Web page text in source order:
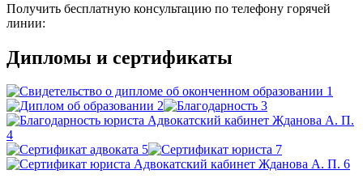
Получить бесплатную консультацию по телефону горячей
линии:
Дипломы и сертификаты